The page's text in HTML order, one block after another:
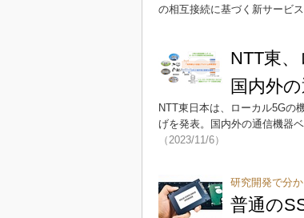
の相互接続に基づく新サービ
NTT東
国内外
NTT東日本は、ローカル5Gの
げを発表。国内外の通信機器
（2023/11/6）
研究開発で分
普通の